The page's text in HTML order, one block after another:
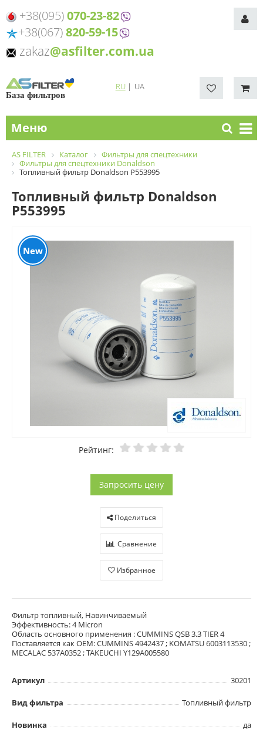
+38(095)070-23-82
+38(067)820-59-15
zakaz@asfilter.com.ua
База фильтров
RU| UA
Меню
AS FILTER Каталог
Фильтры для спецтехники
Фильтры для спецтехники Donaldson
Топливный фильтр Donaldson P553995
Топливный фильтр Donaldson
P553995
New
Рейтинг:
Запросить цену
Поделиться
Сравнение
Избранное
Фильтр топливный, Навинчиваемый
Эффективность: 4 Micron
Область основного применения : CUMMINS QSB 3.3 TIER 4
Поставляется как OEM: CUMMINS 4942437 ; KOMATSU 6003113530 ;
MECALAC 537A0352 ; TAKEUCHI Y129A005580
Артикул 30201
Вид фильтра Топливный фильтр
Новинка да